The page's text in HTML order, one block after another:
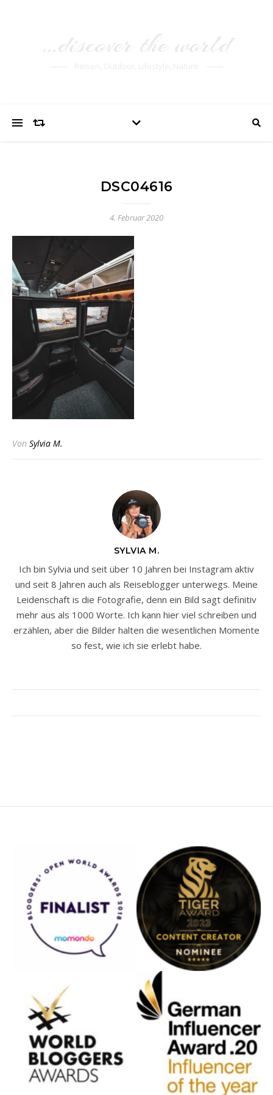
DSC04616
4. Februar 2020
Von Sylvia M.
SYLVIA M.
Ich bin Sylvia und seit über 10 Jahren bei Instagram aktiv
und seit 8 Jahren auch als Reiseblogger unterwegs. Meine
Leidenschaft is die Fotografie, denn ein Bild sagt definitiv
mehr aus als 1000 Worte. Ich kann hier viel schreiben und
erzählen, aber die Bilder halten die wesentlichen Momente
so fest, wie ich sie erlebt habe.